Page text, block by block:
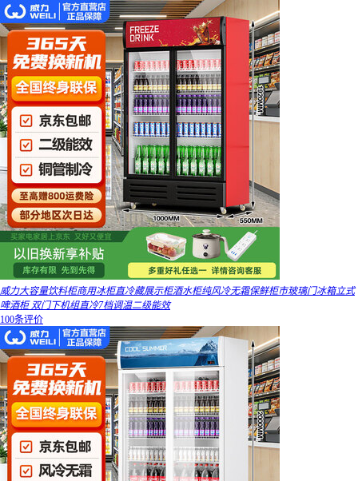
威力大容量饮料柜商用冰柜直冷藏展示柜酒水柜纯风冷无霜保鲜柜市玻璃门冰箱立式
啤酒柜 双门下机组直冷7档调温二级能效
100条评价